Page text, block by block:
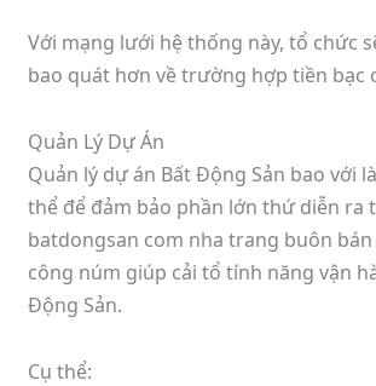
Với mạng lưới hệ thống này, tổ chức
bao quát hơn về trường hợp tiền bạc
Quản Lý Dự Án
Quản lý dự án Bất Động Sản bao với
thể để đảm bảo phần lớn thứ diễn ra
batdongsan com nha trang buôn
công núm giúp cải tổ tính năng vận
Động Sản.
Cụ thể: